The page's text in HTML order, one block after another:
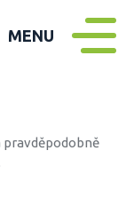
MENU
pravděpodobně